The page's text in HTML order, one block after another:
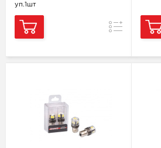
уп.1шт
Сравнение